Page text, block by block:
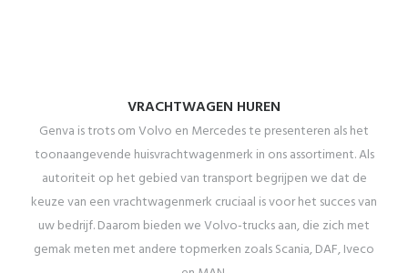
VRACHTWAGEN HUREN
Genva is trots om Volvo en Mercedes te presenteren als het
toonaangevende huisvrachtwagenmerk in ons assortiment. Als
autoriteit op het gebied van transport begrijpen we dat de
keuze van een vrachtwagenmerk cruciaal is voor het succes van
uw bedrijf. Daarom bieden we Volvo-trucks aan, die zich met
gemak meten met andere topmerken zoals Scania, DAF, Iveco